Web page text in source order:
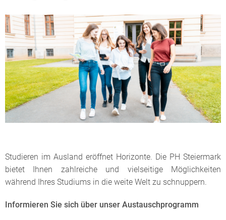
Studieren im Ausland eröffnet Horizonte. Die PH Steiermark
bietet Ihnen zahlreiche und vielseitige Möglichkeiten
während Ihres Studiums in die weite Welt zu schnuppern.
Informieren Sie sich über unser Austauschprogramm